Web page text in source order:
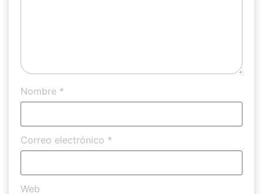
Nombre *
Correo electrónico *
Web